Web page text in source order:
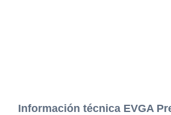
Información técnica EVGA